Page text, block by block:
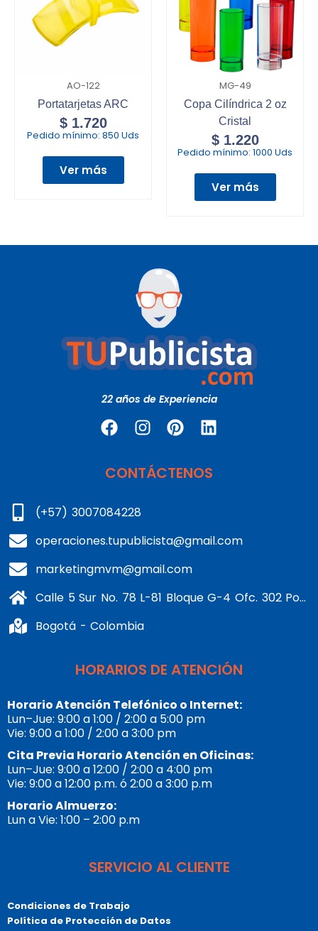
AO-122
Portatarjetas ARC
$1.720
Pedido mínimo: 850 Uds
Ver más
MG-49
Copa Cilíndrica 2 oz
Cristal
$1.220
Pedido mínimo: 1000 Uds
Ver más
22 años de Experiencia
CONTÁCTENOS
(+57) 3007084228
operaciones.tupublicista@gmail.com
marketingmvm@gmail.com
Calle 5 Sur No. 78 L-81 Bloque G-4 Ofc. 302 Portería 1 Banderas - Kennedy
Bogotá - Colombia
HORARIOS DE ATENCIÓN
Horario Atención Telefónico o Internet:
Lun–Jue: 9:00 a 1:00 / 2:00 a 5:00 pm
Vie: 9:00 a 1:00 / 2:00 a 3:00 pm
Cita Previa Horario Atención en Oficinas:
Lun–Jue: 9:00 a 12:00 / 2:00 a 4:00 pm
Vie: 9:00 a 12:00 p.m. ó 2:00 a 3:00 p.m
Horario Almuerzo:
Lun a Vie: 1:00 – 2:00 p.m
SERVICIO AL CLIENTE
Condiciones de Trabajo
Política de Protección de Datos